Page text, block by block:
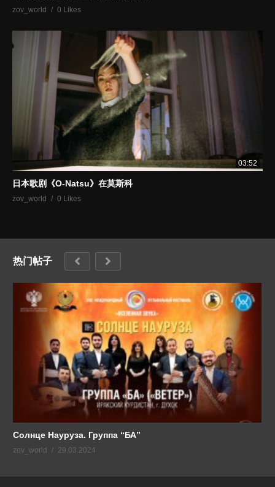
zov_world 0 Likes
03:52
日本歌剧《O-Natsu》在莫斯科
zov_world 0 Likes
热门帖子
Солнце Науруза. Группа “БА”
zov_world 29.03.2024